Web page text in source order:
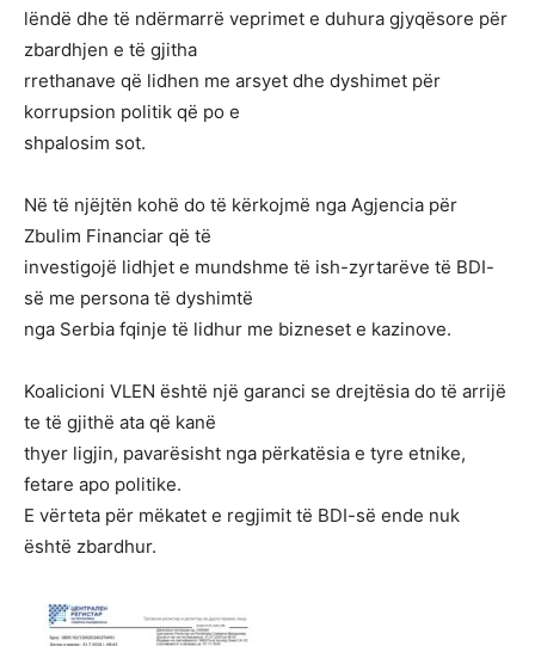
lëndë dhe të ndërmarrë veprimet e duhura gjyqësore për
zbardhjen e të gjitha
rrethanave që lidhen me arsyet dhe dyshimet për
korrupsion politik që po e
shpalosim sot.
Në të njëjtën kohë do të kërkojmë nga Agjencia për
Zbulim Financiar që të
investigojë lidhjet e mundshme të ish-zyrtarëve të BDI-
së me persona të dyshimtë
nga Serbia fqinje të lidhur me bizneset e kazinove.
Koalicioni VLEN është një garanci se drejtësia do të arrijë
te të gjithë ata që kanë
thyer ligjin, pavarësisht nga përkatësia e tyre etnike,
fetare apo politike.
E vërteta për mëkatet e regjimit të BDI-së ende nuk
është zbardhur.